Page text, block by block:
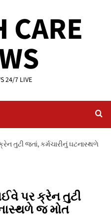
CARE
24/7 LIVE
તુટી જતાં, કર્મચારીનું ઘટનાસ્થળે
પર ક્રેન તુટી
જ મોત